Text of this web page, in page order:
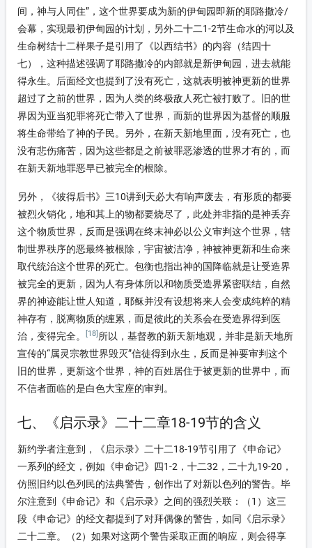
间，神与人同住”，这个世界要成为新的伊甸园即新的耶路撒冷/
会幕，实现最初伊甸园的计划，另外二十二1-2节生命水的河以及
生命树结十二样果子是引用了《以西结书》的内容（结四十
七），这种描述强调了耶路撒冷的内部就是新伊甸园，进去就能
得永生。后面经文也提到了没有死亡，这就表明被神更新的世界
超过了之前的世界，因为人类的终极敌人死亡被打败了。旧的世
界因为亚当犯罪将死亡带入了世界，而新的世界因为基督的顺服
将生命带给了神的子民。另外，在新天新地里面，没有死亡，也
没有悲伤痛苦，因为这些都是之前被罪恶渗透的世界才有的，而
在新天新地罪恶早已被完全的根除。
另外，《彼得后书》三10讲到天必大有响声废去，有形质的都要
被烈火销化，地和其上的物都要烧尽了，此处并非指的是神丢弃
这个物质世界，反而是强调在终末神必以公义审判这个世界，辖
制世界秩序的恶最终被根除，宇宙被洁净，神被神更新和生命来
取代统治这个世界的死亡。包衡也指出神的国降临就是让受造界
被完全的更新，因为人有身体所以和物质受造界紧密联结，自然
界的神迹能让世人知道，耶稣并没有设想将来人会变成纯粹的精
神存有，脱离物质的缠累，而是彼此的关系会在受造界得到医
治，变得完全。
[18] 所以，基督教的新天新地观，并非是新天地所
宣传的“属灵宗教世界毁灭”信徒得到永生，反而是神要审判这个
旧的世界，更新这个世界，神的百姓居住于被更新的世界中，而
不信者面临的是白色大宝座的审判。
七、《启示录》二十二章18-19节的含义
新约学者注意到，《启示录》二十二18-19节引用了《申命记》
一系列的经文，例如《申命记》四1-2，十二32，二十九19-20，
仿照旧约以色列民的法典警告，创作出了对新以色列的警告。毕
尔注意到《申命记》和《启示录》之间的强烈关联：（1）这三
段《申命记》的经文都提到了对拜偶像的警告，如同《启示录》
二十二章。（2）如果对这两个警告采取正面的响应，则会得享